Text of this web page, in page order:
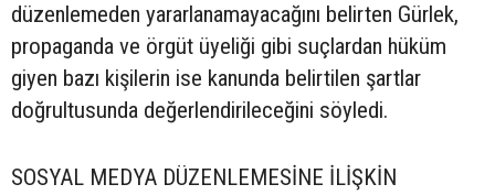
düzenlemeden yararlanamayacağını belirten Gürlek,
propaganda ve örgüt üyeliği gibi suçlardan hüküm
giyen bazı kişilerin ise kanunda belirtilen şartlar
doğrultusunda değerlendirileceğini söyledi.
SOSYAL MEDYA DÜZENLEMESİNE İLİŞKİN